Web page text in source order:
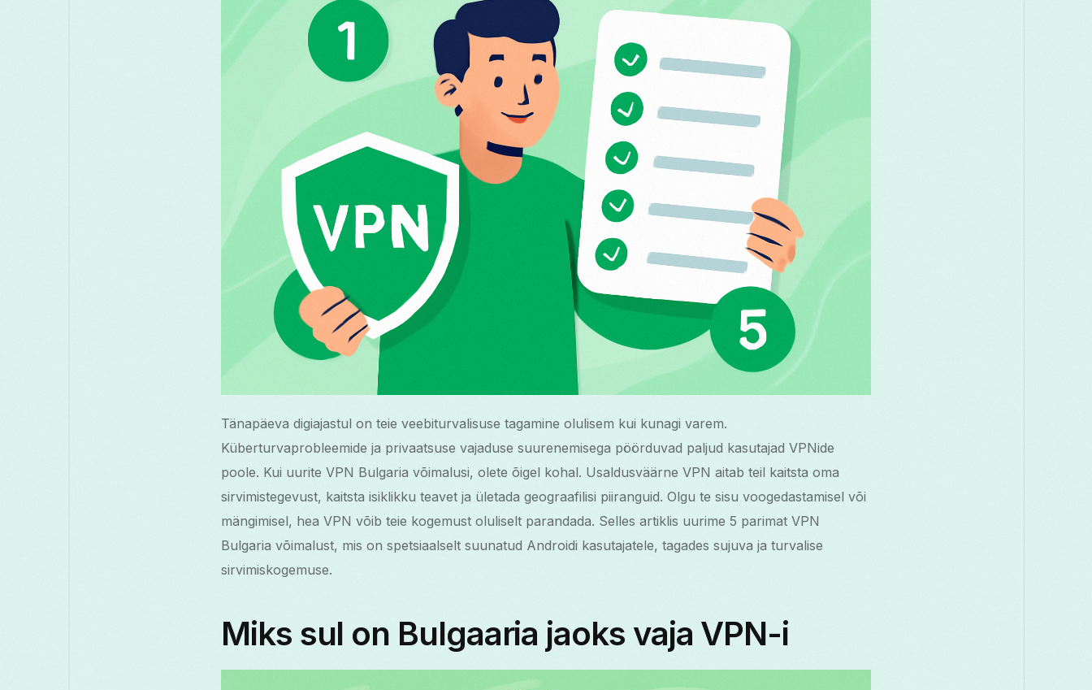
Tänapäeva digiajastul on teie veebiturvalisuse tagamine olulisem kui kunagi varem.
Küberturvaprobleemide ja privaatsuse vajaduse suurenemisega pöörduvad paljud kasutajad VPNide
poole. Kui uurite VPN Bulgaria võimalusi, olete õigel kohal. Usaldusväärne VPN aitab teil kaitsta oma
sirvimistegevust, kaitsta isiklikku teavet ja ületada geograafilisi piiranguid. Olgu te sisu voogedastamisel või
mängimisel, hea VPN võib teie kogemust oluliselt parandada. Selles artiklis uurime 5 parimat VPN
Bulgaria võimalust, mis on spetsiaalselt suunatud Androidi kasutajatele, tagades sujuva ja turvalise
sirvimiskogemuse.
Miks sul on Bulgaaria jaoks vaja VPN-i